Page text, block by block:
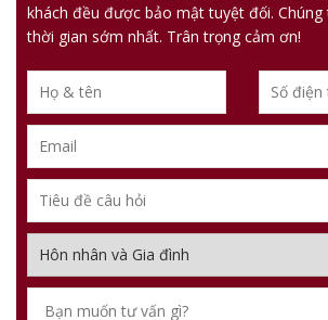
khách đều được bảo mật tuyệt đối. Chúng
thời gian sớm nhất. Trân trọng cảm ơn!